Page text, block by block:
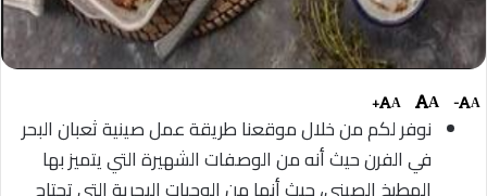
A
-
A
A
+
نوفر لكم من خلال موقعنا طريقة عمل صينية ثعبان البحر
في الفرن حيث أنه من الوصفات الشهيرة التي يتميز بها